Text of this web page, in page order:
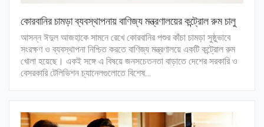
কোরবানির চামড়া ব্যবস্থাপনায় বাণিজ্য মন্ত্রণালয়ের কন্ট্রোল রুম চালু
আসন্ন ঈদুল আজহাকে সামনে রেখে কোরবানির পশুর কাঁচা চামড়া সুষ্ঠুভাবে
সংরক্ষণ ও ব্যবস্থাপনা নিশ্চিত করতে বাণিজ্য মন্ত্রণালয়ে একটি কন্ট্রোল রুম
খোলা হয়েছে। একই সঙ্গে এ বিষয়ে জনসচেতনতা বাড়াতে দেশের সরকারি ও
বেসরকারি টেলিভিশন চ্যানেলগুলোতে বিশেষ…